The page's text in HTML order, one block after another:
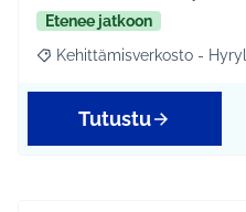
Etenee jatkoon
Rajaa tulokset aihepiirin
Kehittämisverkosto -
Tutustu